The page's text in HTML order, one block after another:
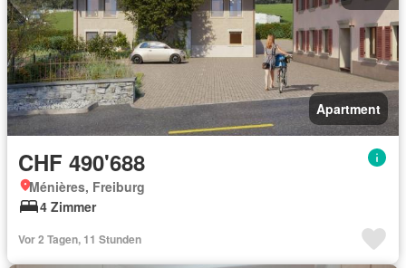
Apartment
CHF 490'688
Ménières, Freiburg
4 Zimmer
Vor 2 Tagen, 11 Stunden